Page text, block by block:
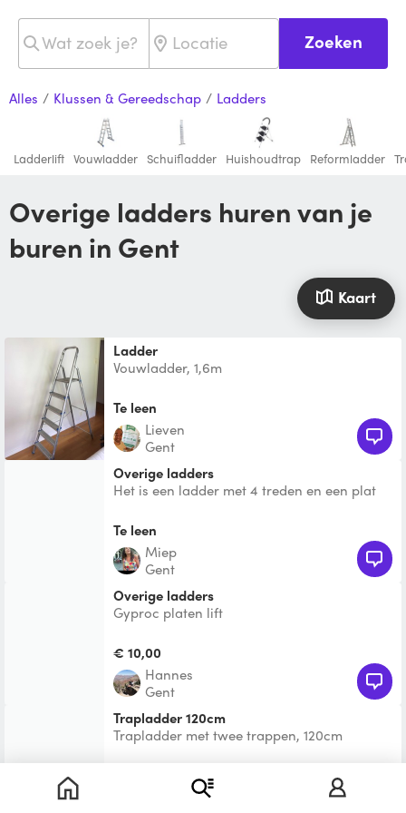
Zoeken
Alles / Klussen & Gereedschap / Ladders
Ladderlift Vouwladder Schuifladder Huishoudtrap Reformladder
Overige ladders huren van je
buren in Gent
Kaart
Ladder
Vouwladder, 1,6m
Te leen
Lieven
Gent
Overige ladders
Het is een ladder met 4 treden en een plat
Te leen
miep
Gent
Overige ladders
Gyproc platen lift
€ 10,00
Hannes
Gent
Trapladder 120cm
Trapladder met twee trappen, 120cm